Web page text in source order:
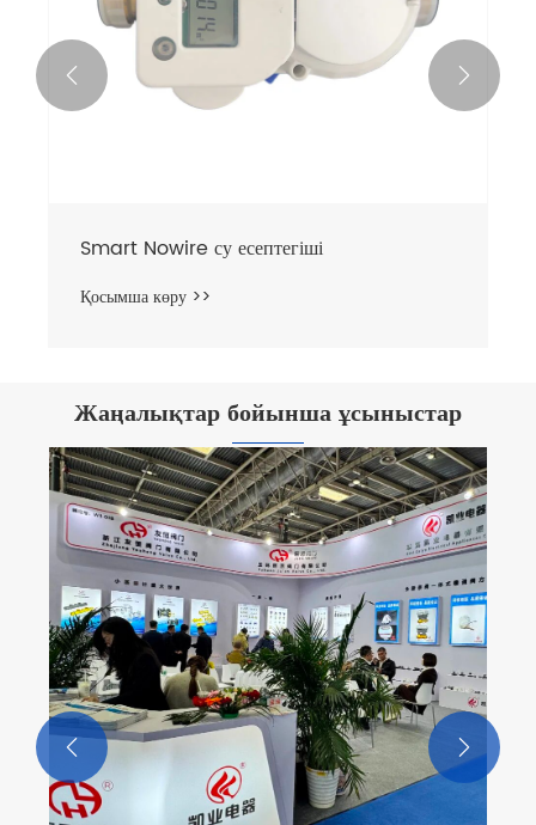
Smart Nowire су есептегіші
Қосымша көру >>
 
Жаңалықтар бойынша ұсыныстар
 